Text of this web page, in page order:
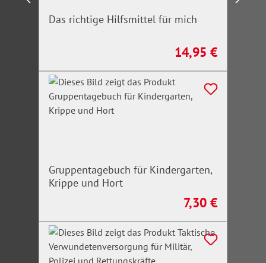
Das richtige Hilfsmittel für mich
Regulärer Preis:
14,95 €
Gruppentagebuch für Kindergarten,
Krippe und Hort
Regulärer Preis:
7,30 €